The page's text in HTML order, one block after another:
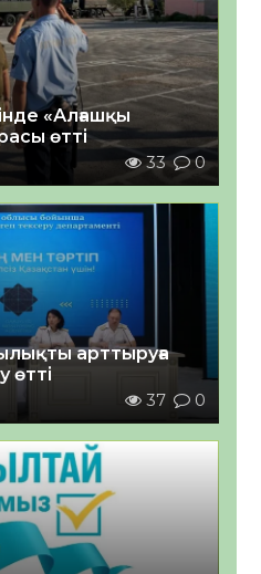
«Алғашқы
өтті
33 0
арттыруға
өтті
37 0